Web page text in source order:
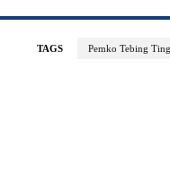
TAGS Pemko Tebing